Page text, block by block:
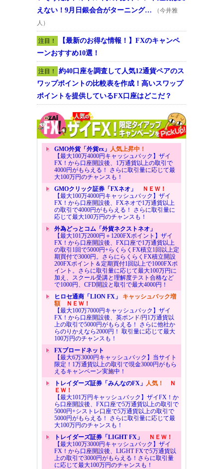
えない！9月日銀会合がターニング…
（今井雅
人）
注目！
【最新のお得な情報！】FXのキャンペ
ーンおすすめ10選！
注目！
約40口座を調査して人気12通貨ペアのス
ワップポイントの比較表を作成！高いスワップ
ポイントを提供しているFX口座はどこだ？
GMO外貨「外貨ex」 人気上昇中！
【最大100万4000円キャッシュバック】ザイ
FX！から口座開設後、1万通貨以上の取引で
4000円がもらえる！ さらに取引量に応じて最
大100万円のチャンスも！
GMOクリック証券「FXネオ」
ＮＥＷ！
【最大100万4000円キャッシュバック】ザイ
FX！から口座開設後、FXネオで1万通貨以上
の取引で4000円がもらえる！ さらに取引量に
応じて最大100万円のチャンスも！
外為どっとコム「外貨ネクストネオ」
【最大101万2000円＋1200FXポイント】ザイ
FX！から口座開設後、FX口座で1万通貨以上
の取引1回で5000円+らくらくFX積立1回以上定
期買付で3000円。さらにらくらくFX積立開設
200FXポイント＆定期買付1回以上で1000FXポ
イント。さらに取引量に応じて最大100万円に
加え、スクール受講と理解度テスト合格など
で1000円、CFD開設と取引で最大4000円！
ヒロセ通商「LION FX」 キャッシュバック増
額ＮＥＷ！
【最大100万7000円キャッシュバック】ザイ
FX！から口座開設後、英ポンド/円1万通貨以
上の取引で5000円がもらえる！ さらに他社か
らのりかえなら2000円！ 取引量に応じて最大
100万円のチャンスも！
FXブロードネット
【最大6万3000円キャッシュバック】当サイト
限定！1万通貨以上の取引で現金3000円がもら
えるキャンペーン実施中！
トレイダーズ証券「みんなのFX」 人気！
Ｎ
ＥＷ！
【最大101万円キャッシュバック】ザイFX！か
ら口座開設後、FX口座で5万通貨以上の取引で
5000円+シストレ口座で5万通貨以上の取引で
5000円がもらえる！ さらに取引量に応じて最
大100万円のチャンスも！
トレイダーズ証券「LIGHT FX」
ＮＥＷ！
【最大100万3000円キャッシュバック】ザイ
FX！から口座開設後、LIGHT FXで5万通貨以
上の取引で3000円がもらえる！さらに取引量
に応じて最大100万円のチャンスも！